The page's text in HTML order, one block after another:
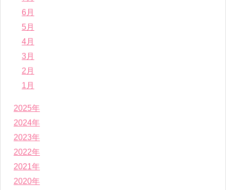
6月
5月
4月
3月
2月
1月
2025年
2024年
2023年
2022年
2021年
2020年